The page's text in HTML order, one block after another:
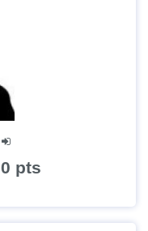
0 pts